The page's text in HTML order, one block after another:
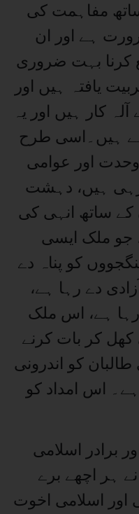
مفاہمت کی
ہے اور ان
کرنا بہت ضروری
یافتہ ہیں اور
کار ہیں اور یہ
ہیں۔اسی طرح
اور عوامی
رہی ہیں، دہشت
ساتھ انہی کی
جو ملک ایسی
کو پناہ دے
دے رہا ہے،
ہے، اس ملک
کر بات کرنے
کو اندرونی
ہے۔ اس امداد کو
برادر اسلامی
ہر اچھے برے
اور اسلامی اخوت